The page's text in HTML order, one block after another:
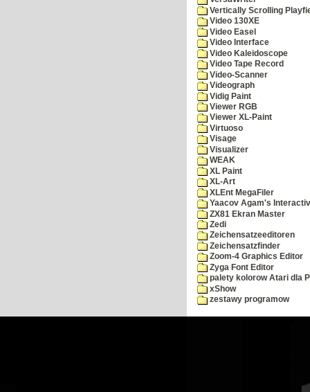
Vertically Scrolling
Video 130XE
Video Easel
Video Interface
Video Kaleidoscope
Video Tape Record
Video-Scanner
Videograph
Vidig Paint
Viewer RGB
Viewer XL-Paint
Virtuoso
Visage
Visualizer
WEAK
XL Paint
XL-Art
XLEnt MegaFiler
Yaacov Agam's
ZX81 Ekran Master
Zedi
Zeichensatzeeditoren
Zeichensatzfinder
Zoom-4 Graphics Editor
Zyga Font Editor
palety kolorow Atari dla
xShow
zestawy programow